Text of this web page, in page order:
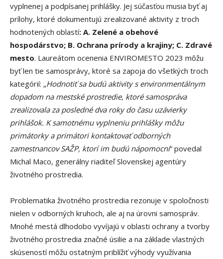
vyplnenej a podpísanej prihlášky. Jej súčasťou musia byť aj
prílohy, ktoré dokumentujú zrealizované aktivity z troch
hodnotených oblastí: A. Zelené a obehové
hospodárstvo; B. Ochrana prírody a krajiny; C. Zdravé
mesto. Laureátom ocenenia ENVIROMESTO 2023 môžu
byť len tie samosprávy, ktoré sa zapoja do všetkých troch
kategórií: „Hodnotiť sa budú aktivity s environmentálnym
dopadom na mestské prostredie, ktoré samospráva
zrealizovala za posledné dva roky do času uzávierky
prihlášok. K samotnému vyplneniu prihlášky môžu
primátorky a primátori kontaktovať odborných
zamestnancov SAŽP, ktorí im budú nápomocní“ povedal
Michal Maco, generálny riaditeľ Slovenskej agentúry
životného prostredia.
Problematika životného prostredia rezonuje v spoločnosti
nielen v odborných kruhoch, ale aj na úrovni samospráv.
Mnohé mestá dlhodobo vyvíjajú v oblasti ochrany a tvorby
životného prostredia značné úsilie a na základe vlastných
skúseností môžu ostatným priblížiť výhody využívania